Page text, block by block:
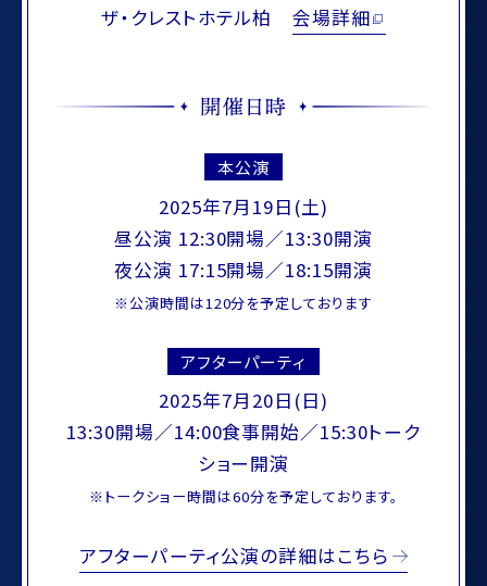
ザ・クレストホテル柏 会場詳細
本公演
2025年7月19日(土)
昼公演 12:30開場／13:30開演
夜公演 17:15開場／18:15開演
※公演時間は120分を予定しております
アフターパーティ
2025年7月20日(日)
13:30開場／14:00食事開始／15:30トーク
ショー開演
※トークショー時間は60分を予定しております。
アフターパーティ公演の詳細はこちら